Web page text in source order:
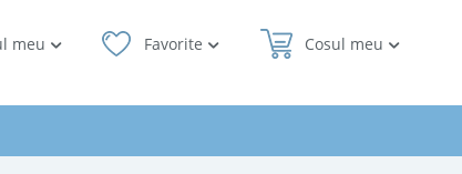
Cosul meu
Favorite
meu